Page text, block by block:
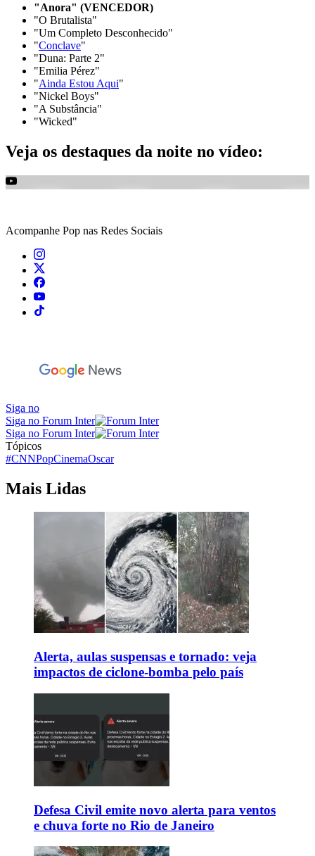
"Anora" (VENCEDOR)
"O Brutalista"
"Um Completo Desconhecido"
"Conclave"
"Duna: Parte 2"
"Emilia Pérez"
"Ainda Estou Aqui"
"Nickel Boys"
"A Substância"
"Wicked"
Veja os destaques da noite no vídeo:
Acompanhe Pop nas Redes Sociais
Siga no
Siga no Forum Inter
Siga no Forum Inter
Tópicos
#CNNPopCinemaOscar
Mais Lidas
Alerta, aulas suspensas e tornado: veja
impactos de ciclone-bomba pelo país
Defesa Civil emite novo alerta para ventos
e chuva forte no Rio de Janeiro